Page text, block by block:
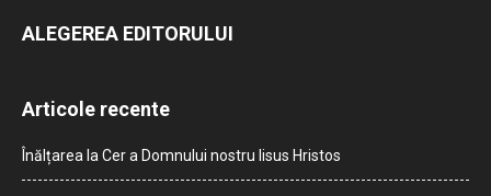
ALEGEREA EDITORULUI
Articole recente
Înălțarea la Cer a Domnului nostru Iisus Hristos